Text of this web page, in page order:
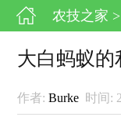
农技之家
大白蚂蚁的
作者:Burke 时间: